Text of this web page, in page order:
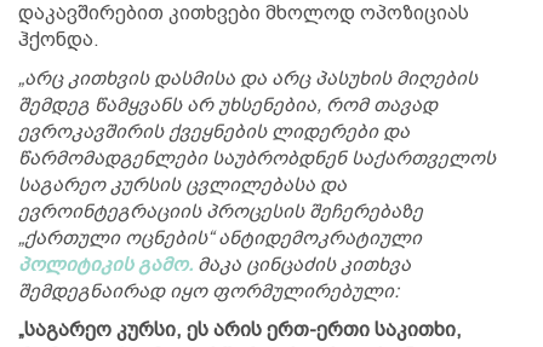
დაკავშირებით კითხვები მხოლოდ ოპოზიციას
ჰქონდა.
„არც კითხვის დასმისა და არც პასუხის მიღების
შემდეგ წამყვანს არ უხსენებია, რომ თავად
ევროკავშირის ქვეყნების ლიდერები და
წარმომადგენლები საუბრობდნენ საქართველოს
საგარეო კურსის ცვლილებასა და
ევროინტეგრაციის პროცესის შეჩერებაზე
„ქართული ოცნების“ ანტიდემოკრატიული
პოლიტიკის გამო. მაკა ცინცაძის კითხვა
შემდეგნაირად იყო ფორმულირებული:
„საგარეო კურსი, ეს არის ერთ-ერთი საკითხი,